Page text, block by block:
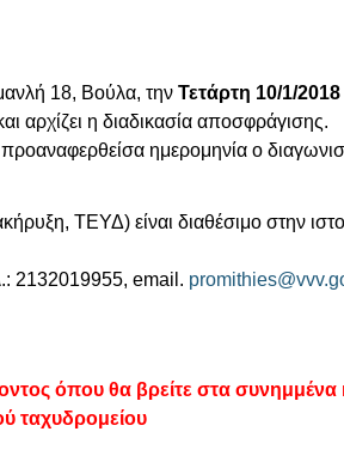
18, Βούλα, τηνΤετάρτη 10/1/2018
η διαδικασία αποσφράγισης.
ημερομηνία ο
ΤΕΥΔ) είναι διαθέσιμο
2132019955, email.
όπου θα βρείτε στα συνημμένα
ταχυδρομείου